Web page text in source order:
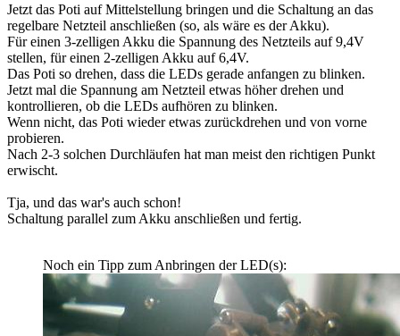
Jetzt das Poti auf Mittelstellung bringen und die Schaltung an das
regelbare Netzteil anschließen (so, als wäre es der Akku).
Für einen 3-zelligen Akku die Spannung des Netzteils auf 9,4V
stellen, für einen 2-zelligen Akku auf 6,4V.
Das Poti so drehen, dass die LEDs gerade anfangen zu blinken.
Jetzt mal die Spannung am Netzteil etwas höher drehen und
kontrollieren, ob die LEDs aufhören zu blinken.
Wenn nicht, das Poti wieder etwas zurückdrehen und von vorne
probieren.
Nach 2-3 solchen Durchläufen hat man meist den richtigen Punkt
erwischt.
Tja, und das war's auch schon!
Schaltung parallel zum Akku anschließen und fertig.
Noch ein Tipp zum Anbringen der LED(s):